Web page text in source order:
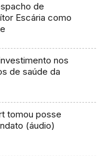
de
Escária como
nos
de saúde da
tomou posse
(áudio)